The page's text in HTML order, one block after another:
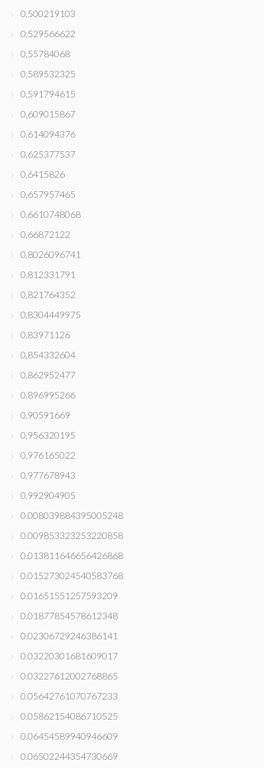
0,500219103
0,529566622
0,55784068
0,589532325
0,591794615
0,609015867
0,614094376
0,625377537
0,6415826
0,657957465
0,6610748068
0,66872122
0,8026096741
0,812331791
0,821764352
0,8304449975
0,83971126
0,854332604
0,862952477
0,896995266
0,90591669
0,956320195
0,976165022
0,977678943
0,992904905
0.008039884395005248
0.009853323253220858
0.013811646656426868
0.015273024540583768
0.01651551257593209
0.01877854578612348
0.02306729246386141
0.03220301681609017
0.03227612002768865
0.05642761070767233
0.05862154086710525
0.06454589940946609
0.06502244354730669